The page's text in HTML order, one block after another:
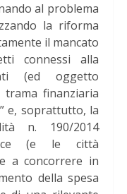
al problema
la riforma
il mancato
connessi alla
(ed oggetto
trama finanziaria
e, soprattutto, la
n. 190/2014
(e le città
a concorrere in
della spesa